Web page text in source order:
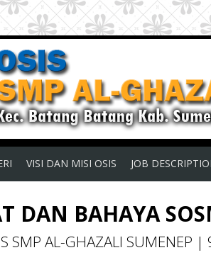
VISI DAN MISI OSIS JOB
DAN BAHAYA
SMP AL-GHAZALI SUMENEP |